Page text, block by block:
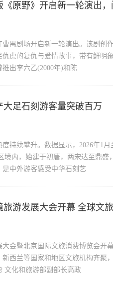
《原野》开启新一轮演出
禺剧场开启新一轮演出。该剧创
虎的复仇与爱情故事，带有鲜明
出李六乙(2000年)和陈
大足石刻游客量突破百万
持续攀升。数据显示，2026年1
境内，始建于初唐，两宋达至鼎盛
中外游客感受中华石刻艺
旅游发展大会开幕 全球文
大会暨北京国际文旅消费博览会开
西兰等国家和地区文旅机构齐聚
文化和旅游部副部长高政